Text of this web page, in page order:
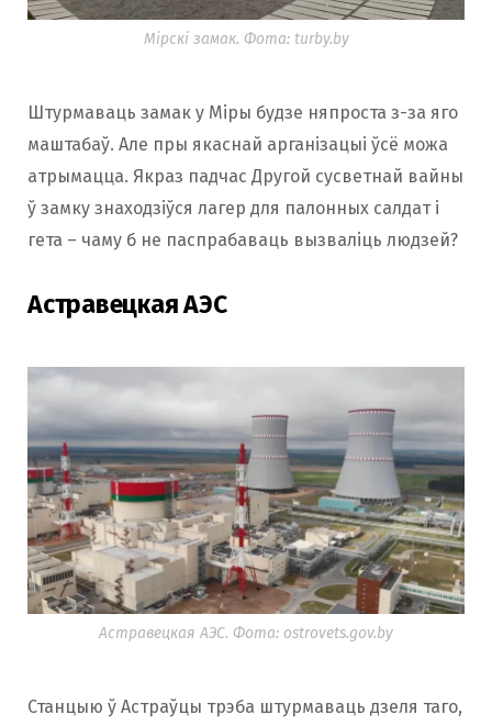
Мірскі замак. Фота: turby.by
Штурмаваць замак у Міры будзе няпроста з-за яго
маштабаў. Але пры якаснай арганізацыі ўсё можа
атрымацца. Якраз падчас Другой сусветнай вайны
ў замку знаходзіўся лагер для палонных салдат і
гета – чаму б не паспрабаваць вызваліць людзей?
Астравецкая АЭС
Астравецкая АЭС. Фота: ostrovets.gov.by
Станцыю ў Астраўцы трэба штурмаваць дзеля таго,